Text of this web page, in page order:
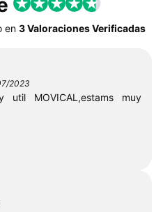
en 3 Valoraciones Verificadas
2023
MOVICAL,estams muy